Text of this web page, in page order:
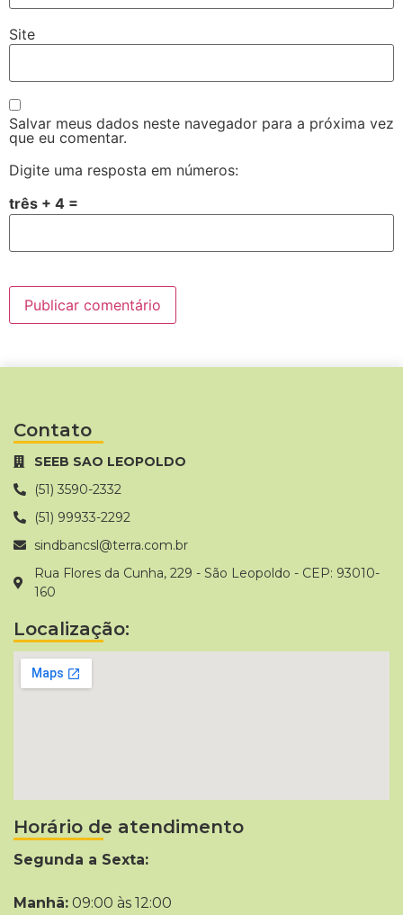
Site
Salvar meus dados neste navegador para a próxima vez
que eu comentar.
Digite uma resposta em números:
três + 4 =
Contato
SEEB SAO LEOPOLDO
(51) 3590-2332
(51) 99933-2292
sindbancsl@terra.com.br
Rua Flores da Cunha, 229 - São Leopoldo - CEP: 93010-
160
Localização:
Horário de atendimento
Segunda a Sexta:
Manhã: 09:00 às 12:00